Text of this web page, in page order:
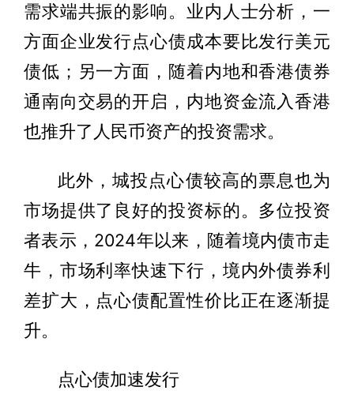
需求端共振的影响。业内人士分析，一
方面企业发行点心债成本要比发行美元
债低；另一方面，随着内地和香港债券
通南向交易的开启，内地资金流入香港
也推升了人民币资产的投资需求。
此外，城投点心债较高的票息也为
市场提供了良好的投资标的。多位投资
者表示，2024年以来，随着境内债市走
牛，市场利率快速下行，境内外债券利
差扩大，点心债配置性价比正在逐渐提
升。
点心债加速发行